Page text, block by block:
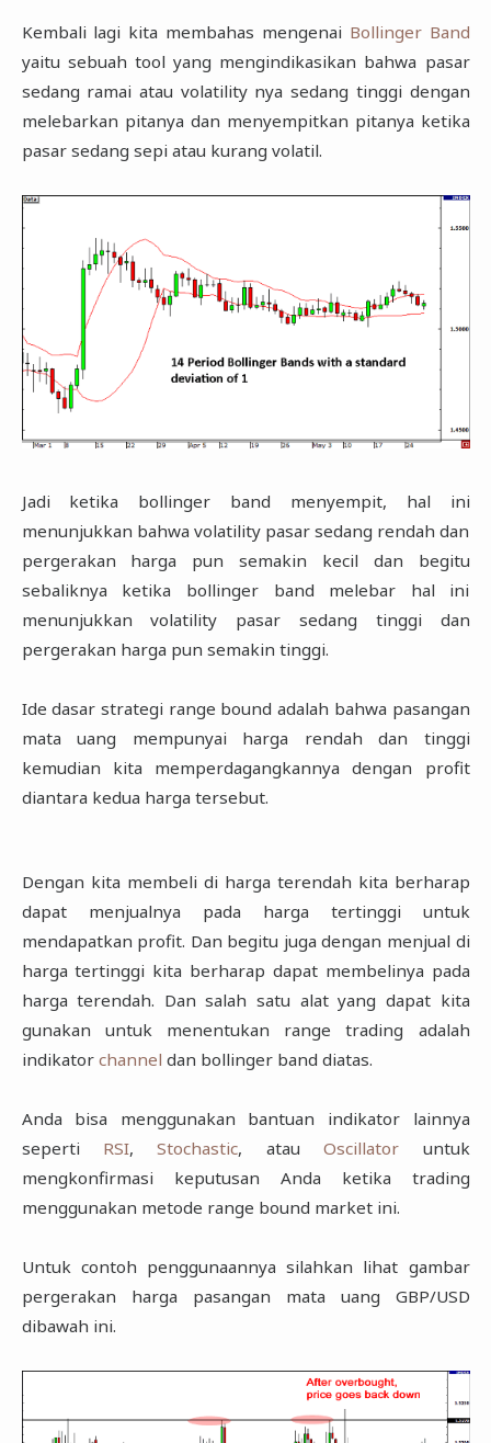
Kembali lagi kita membahas mengenai Bollinger Band
yaitu sebuah tool yang mengindikasikan bahwa pasar
sedang ramai atau volatility nya sedang tinggi dengan
melebarkan pitanya dan menyempitkan pitanya ketika
pasar sedang sepi atau kurang volatil.
Jadi ketika bollinger band menyempit, hal ini
menunjukkan bahwa volatility pasar sedang rendah dan
pergerakan harga pun semakin kecil dan begitu
sebaliknya ketika bollinger band melebar hal ini
menunjukkan volatility pasar sedang tinggi dan
pergerakan harga pun semakin tinggi.
Ide dasar strategi range bound adalah bahwa pasangan
mata uang mempunyai harga rendah dan tinggi
kemudian kita memperdagangkannya dengan profit
diantara kedua harga tersebut.
Dengan kita membeli di harga terendah kita berharap
dapat menjualnya pada harga tertinggi untuk
mendapatkan profit. Dan begitu juga dengan menjual di
harga tertinggi kita berharap dapat membelinya pada
harga terendah. Dan salah satu alat yang dapat kita
gunakan untuk menentukan range trading adalah
indikator channel dan bollinger band diatas.
Anda bisa menggunakan bantuan indikator lainnya
seperti RSI,Stochastic, atauOscillator untuk
mengkonfirmasi keputusan Anda ketika trading
menggunakan metode range bound market ini.
Untuk contoh penggunaannya silahkan lihat gambar
pergerakan harga pasangan mata uang GBP/USD
dibawah ini.